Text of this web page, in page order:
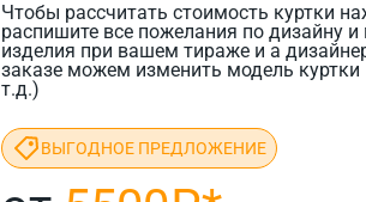
Чтобы рассчитать стоимость куртки
распишите все пожелания по дизайну
изделия при вашем тираже и а
заказе можем изменить модель
т.д.)
ВЫГОДНОЕ ПРЕДЛОЖЕНИЕ